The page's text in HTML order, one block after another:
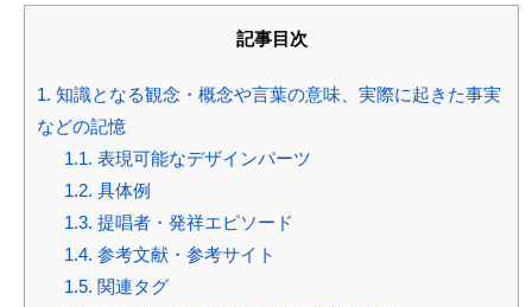
記事目次
1. 知識となる観念・概念や言葉の意味、実際に起きた事実
などの記憶
1.1. 表現可能なデザインパーツ
1.2. 具体例
1.3. 提唱者・発祥エピソード
1.4. 参考文献・参考サイト
1.5. 関連タグ